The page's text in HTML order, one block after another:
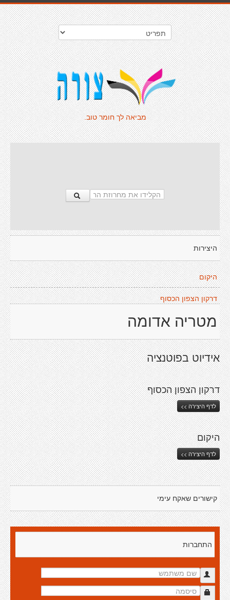
מביאה לך חומר טוב.
היצירות
היקום
דרקון הצפון הכסוף
מטריה אדומה
אידיוט בפוטנציה
דרקון הצפון הכסוף
לדף היצירה >>
היקום
לדף היצירה >>
קישורים שאקח עימי
התחברות